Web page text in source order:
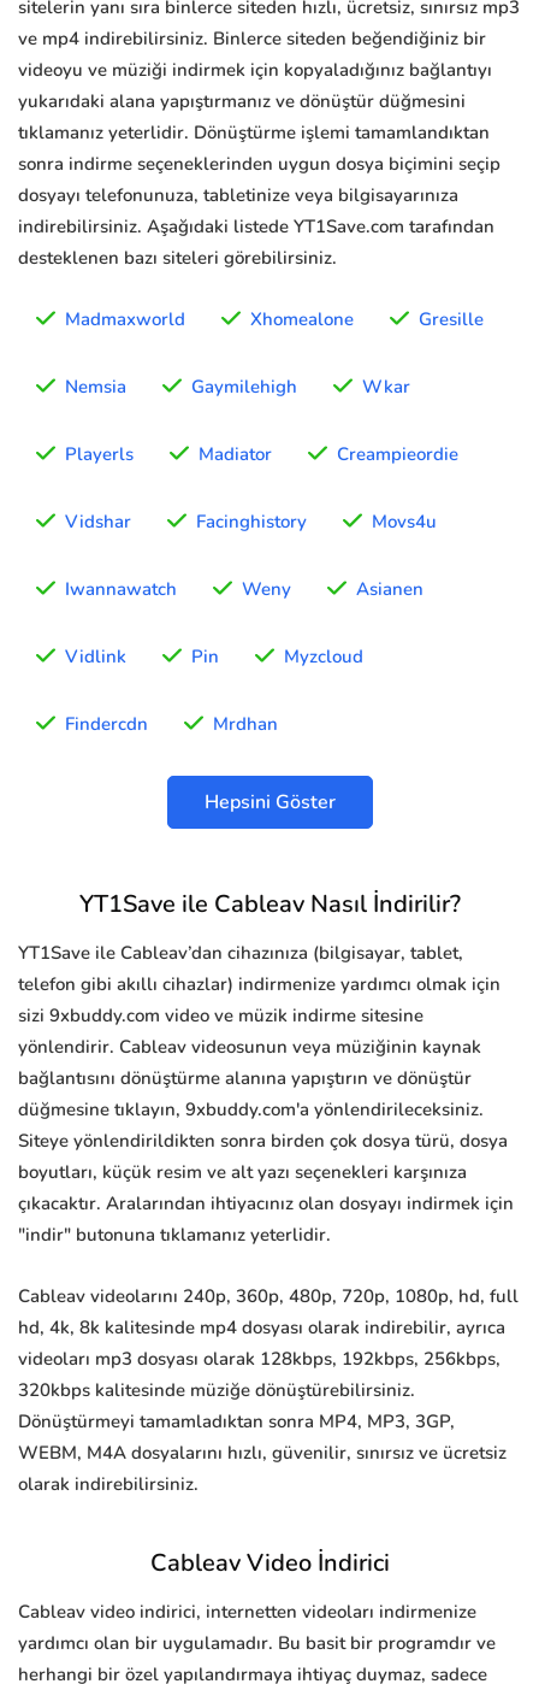
sitelerin yanı sıra binlerce siteden hızlı, ücretsiz, sınırsız mp3
ve mp4 indirebilirsiniz. Binlerce siteden beğendiğiniz bir
videoyu ve müziği indirmek için kopyaladığınız bağlantıyı
yukarıdaki alana yapıştırmanız ve dönüştür düğmesini
tıklamanız yeterlidir. Dönüştürme işlemi tamamlandıktan
sonra indirme seçeneklerinden uygun dosya biçimini seçip
dosyayı telefonunuza, tabletinize veya bilgisayarınıza
indirebilirsiniz. Aşağıdaki listede YT1Save.com tarafından
desteklenen bazı siteleri görebilirsiniz.
Madmaxworld Xhomealone Gresille
Nemsia Gaymilehigh Wkar
Playerls Madiator Creampieordie
Vidshar Facinghistory Movs4u
Iwannawatch Weny Asianen
Vidlink Pin Myzcloud
Findercdn Mrdhan
Hepsini Göster
YT1Save ile Cableav Nasıl İndirilir?
YT1Save ile Cableav’dan cihazınıza (bilgisayar, tablet,
telefon gibi akıllı cihazlar) indirmenize yardımcı olmak için
sizi 9xbuddy.com video ve müzik indirme sitesine
yönlendirir. Cableav videosunun veya müziğinin kaynak
bağlantısını dönüştürme alanına yapıştırın ve dönüştür
düğmesine tıklayın, 9xbuddy.com'a yönlendirileceksiniz.
Siteye yönlendirildikten sonra birden çok dosya türü, dosya
boyutları, küçük resim ve alt yazı seçenekleri karşınıza
çıkacaktır. Aralarından ihtiyacınız olan dosyayı indirmek için
"indir" butonuna tıklamanız yeterlidir.
Cableav videolarını 240p, 360p, 480p, 720p, 1080p, hd, full
hd, 4k, 8k kalitesinde mp4 dosyası olarak indirebilir, ayrıca
videoları mp3 dosyası olarak 128kbps, 192kbps, 256kbps,
320kbps kalitesinde müziğe dönüştürebilirsiniz.
Dönüştürmeyi tamamladıktan sonra MP4, MP3, 3GP,
WEBM, M4A dosyalarını hızlı, güvenilir, sınırsız ve ücretsiz
olarak indirebilirsiniz.
Cableav Video İndirici
Cableav video indirici, internetten videoları indirmenize
yardımcı olan bir uygulamadır. Bu basit bir programdır ve
herhangi bir özel yapılandırmaya ihtiyaç duymaz, sadece